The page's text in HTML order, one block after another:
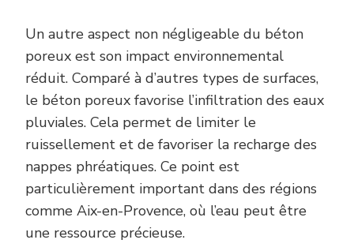
Un autre aspect non négligeable du béton
poreux est son impact environnemental
réduit. Comparé à d’autres types de surfaces,
le béton poreux favorise l’infiltration des eaux
pluviales. Cela permet de limiter le
ruissellement et de favoriser la recharge des
nappes phréatiques. Ce point est
particulièrement important dans des régions
comme Aix-en-Provence, où l’eau peut être
une ressource précieuse.